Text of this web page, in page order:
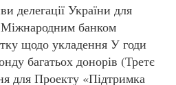
делегації України для
Міжнародним банком
щодо укладення У годи
багатьох донорів (Третє
для Проекту «Підтримка